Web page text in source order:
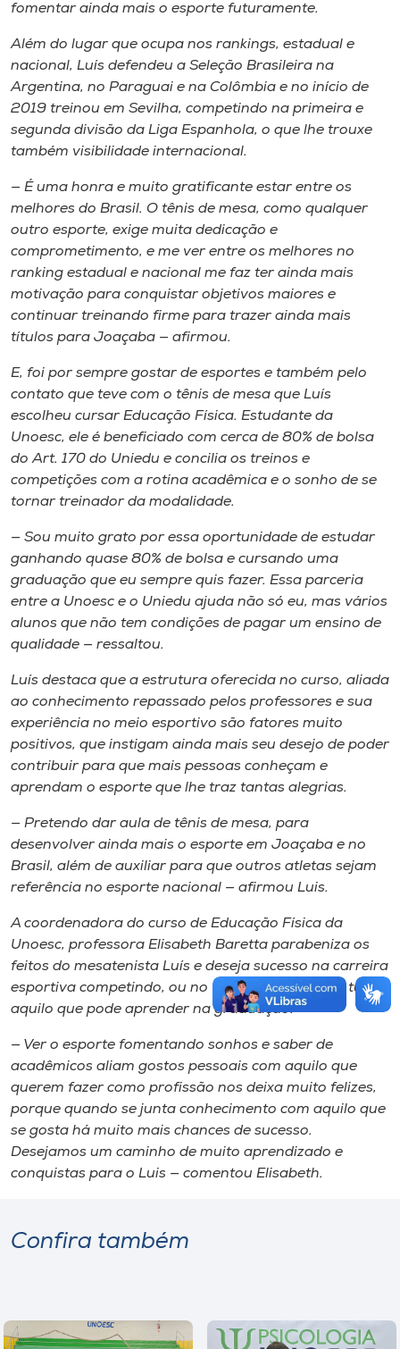
A+
fomentar ainda mais o esporte futuramente.
Além do lugar que ocupa nos rankings, estadual e
nacional, Luís defendeu a Seleção Brasileira na
Argentina, no Paraguai e na Colômbia e no início de
2019 treinou em Sevilha, competindo na primeira e
segunda divisão da Liga Espanhola, o que lhe trouxe
também visibilidade internacional.
— É uma honra e muito gratificante estar entre os
melhores do Brasil. O tênis de mesa, como qualquer
outro esporte, exige muita dedicação e
comprometimento, e me ver entre os melhores no
ranking estadual e nacional me faz ter ainda mais
motivação para conquistar objetivos maiores e
continuar treinando firme para trazer ainda mais
títulos para Joaçaba — afirmou.
E, foi por sempre gostar de esportes e também pelo
contato que teve com o tênis de mesa que Luís
escolheu cursar Educação Física. Estudante da
Unoesc, ele é beneficiado com cerca de 80% de bolsa
do Art. 170 do Uniedu e concilia os treinos e
competições com a rotina acadêmica e o sonho de se
tornar treinador da modalidade.
— Sou muito grato por essa oportunidade de estudar
ganhando quase 80% de bolsa e cursando uma
graduação que eu sempre quis fazer. Essa parceria
entre a Unoesc e o Uniedu ajuda não só eu, mas vários
alunos que não tem condições de pagar um ensino de
qualidade — ressaltou.
Luís destaca que a estrutura oferecida no curso, aliada
ao conhecimento repassado pelos professores e sua
experiência no meio esportivo são fatores muito
positivos, que instigam ainda mais seu desejo de poder
contribuir para que mais pessoas conheçam e
aprendam o esporte que lhe traz tantas alegrias.
— Pretendo dar aula de tênis de mesa, para
desenvolver ainda mais o esporte em Joaçaba e no
Brasil, além de auxiliar para que outros atletas sejam
referência no esporte nacional — afirmou Luis.
A coordenadora do curso de Educação Física da
Unoesc, professora Elisabeth Baretta parabeniza os
feitos do mesatenista Luís e deseja sucesso na carreira
esportiva competindo, ou no futuro, repassando tudo
aquilo que pode aprender na graduação.
— Ver o esporte fomentando sonhos e saber de
acadêmicos aliam gostos pessoais com aquilo que
querem fazer como profissão nos deixa muito felizes,
porque quando se junta conhecimento com aquilo que
se gosta há muito mais chances de sucesso.
Desejamos um caminho de muito aprendizado e
conquistas para o Luis — comentou Elisabeth.
Confira também